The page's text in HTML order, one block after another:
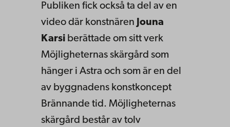
Publiken fick också ta del av en
video där konstnären Jouna
Karsi berättade om sitt verk
Möjligheternas skärgård som
hänger i Astra och som är en del
av byggnadens konstkoncept
Brännande tid. Möjligheternas
skärgård består av tolv